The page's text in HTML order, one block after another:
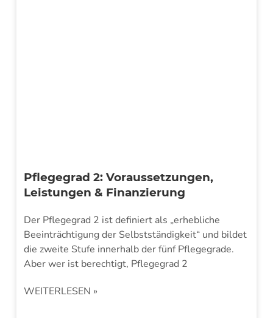
Pflegegrad 2: Voraussetzungen,
Leistungen & Finanzierung
Der Pflegegrad 2 ist definiert als „erhebliche
Beeinträchtigung der Selbstständigkeit“ und bildet
die zweite Stufe innerhalb der fünf Pflegegrade.
Aber wer ist berechtigt, Pflegegrad 2
WEITERLESEN »